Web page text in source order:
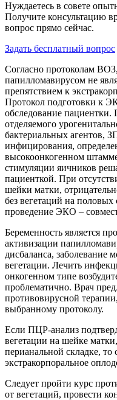
Нуждаетесь в совете
Получите консультацию
вопрос прямо сейчас.
Задать бесплатный вопрос
Согласно протоколам
папилломавирусом не
препятствием к
Протокол подготовки к
обследование
отделяемого
бактериальных агентов,
инфицирования,
высокоонкогенном
стимуляции яичников
пациенткой. При
шейки матки,
без вегетаций на
проведение ЭКО –
Беременность является
активизации
дисбаланса, заболевание
вегетации. Лечить
онкогенном типе
проблематично. Врач
противовирусной
выбранному протоколу.
Если ПЦР-анализ
вегетации на шейке
перианальной складке, то
экстракорпоральное
Следует пройти курс
от вегетаций, провести